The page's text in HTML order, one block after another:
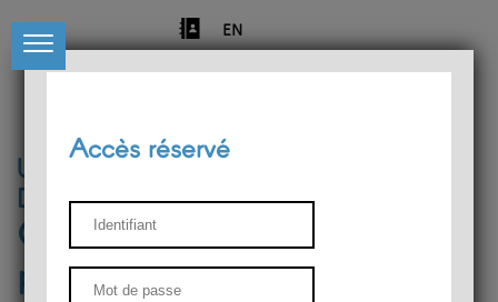
EN
Université de Liège
Département de philosophie
Centre de recherches
phénoménologiques
Accès réservé